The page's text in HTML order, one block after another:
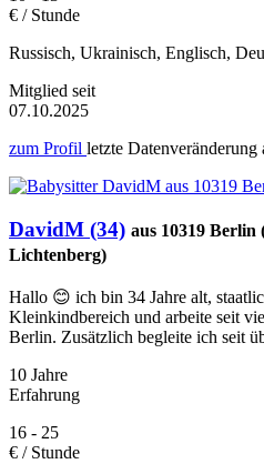
€ / Stunde
Russisch, Ukrainisch, Englisch,
Mitglied seit
07.10.2025
zum Profil letzte Datenveränderung
DavidM (34) aus 10319 Berlin
Lichtenberg)
Hallo 😊 ich bin 34 Jahre alt,
Kleinkindbereich und arbeite seit
Berlin. Zusätzlich begleite ich seit
10 Jahre
Erfahrung
16 - 25
€ / Stunde